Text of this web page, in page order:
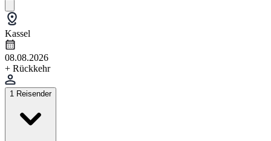
Kassel
08.08.2026
+ Rückkehr
1 Reisender